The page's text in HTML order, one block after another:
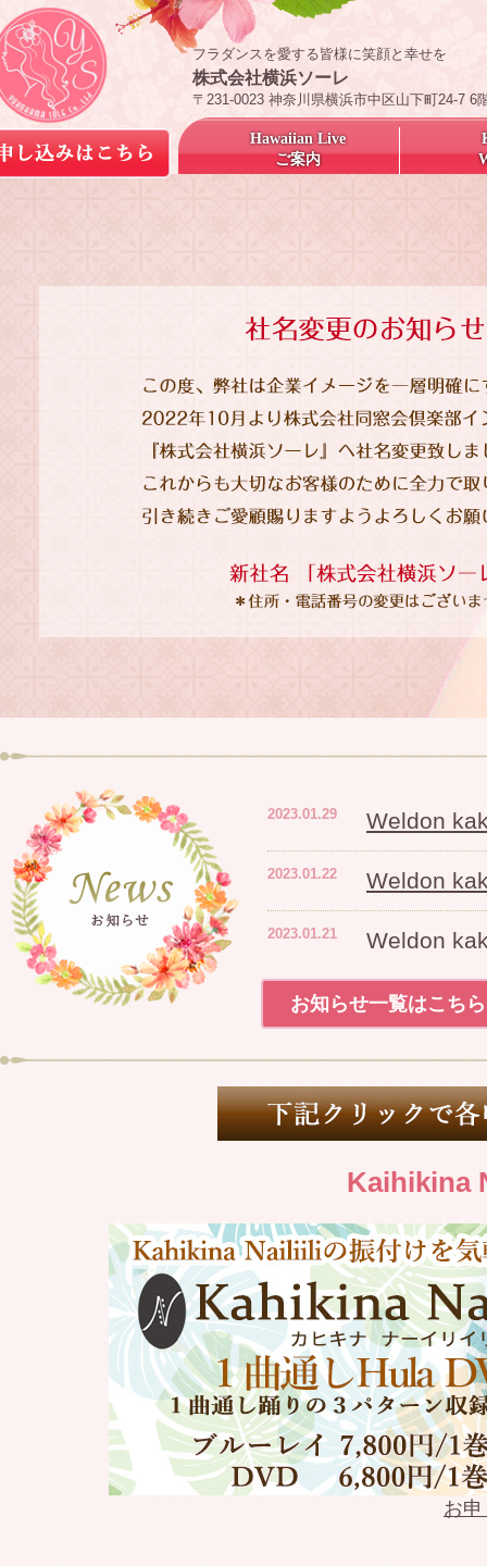
フラダンスを愛する皆様に笑顔と幸せを
株式会社横浜ソーレ
〒231-0023 神奈川県横浜市中区山下町24-7 6
Hawaiian Live
ご案内
2023.01.29 Weldon
2023.01.22 Weldon
2023.01.21 Weldon
2023.01.15 Weldon
2023年 冬
2022.11.27 Weldon
Weldon
2022.11.13 Weldon
2022.11.12 Weldon
2022.10.29 Weldon
2022.10.20 社名変更
2022.04.17 Weldon
お知らせ一覧はこちら
Kaihikina
お